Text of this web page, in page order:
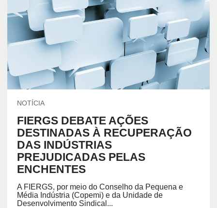
NOTÍCIA
FIERGS DEBATE AÇÕES
DESTINADAS À RECUPERAÇÃO
DAS INDÚSTRIAS
PREJUDICADAS PELAS
ENCHENTES
A FIERGS, por meio do Conselho da Pequena e
Média Indústria (Copemi) e da Unidade de
Desenvolvimento Sindical...